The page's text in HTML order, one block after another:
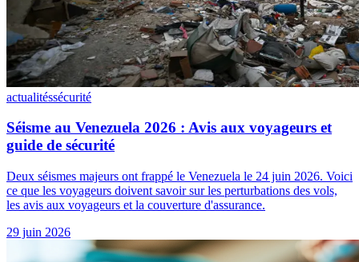
actualitéssécurité
Séisme au Venezuela 2026 : Avis aux voyageurs et
guide de sécurité
Deux séismes majeurs ont frappé le Venezuela le 24 juin 2026. Voici
ce que les voyageurs doivent savoir sur les perturbations des vols,
les avis aux voyageurs et la couverture d'assurance.
29 juin 2026